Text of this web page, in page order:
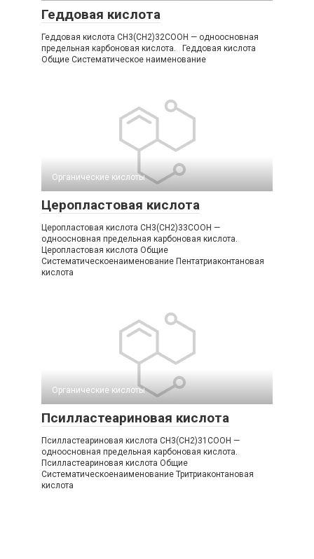
Геддовая кислота
Геддовая кислота CH3(CH2)32COOH — одноосновная
предельная карбоновая кислота. Геддовая кислота
Общие Систематическое наименование
Органические кислоты‎
Церопластовая кислота
Церопластовая кислота CH3(CH2)33COOH —
одноосновная предельная карбоновая кислота.
Церопластовая кислота Общие
Систематическоенаименование Пентатриаконтановая
кислота
Органические кислоты‎
Псилластеариновая кислота
Псилластеариновая кислота CH3(CH2)31COOH —
одноосновная предельная карбоновая кислота.
Псилластеариновая кислота Общие
Систематическоенаименование Тритриаконтановая
кислота